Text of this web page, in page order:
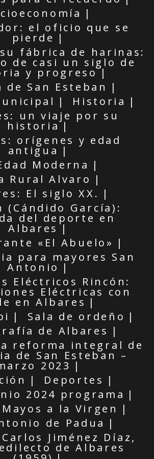
el oficio que se
pierde
fábrica de harinas:
de casi un siglo de
y progreso
de San Esteban
Historia
un viaje por su
historia
orígenes y edad
antigua
Moderna
Rural Alvaro
El siglo XX.
(Cándido García):
del deporte en
Albares
«El Abuelo»
para mayores San
Antonio
Eléctricos Rincón:
Eléctricas con
en Albares
Sala de ordeño
de Albares
reforma integral de
de San Esteban –
2023
Deportes
2024 programa
a la Virgen
de Padua
Jiménez Díaz,
de Albares